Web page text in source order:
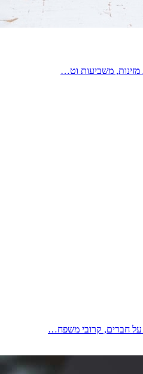
משביעות וט…
על חברים, קרובי משפח…